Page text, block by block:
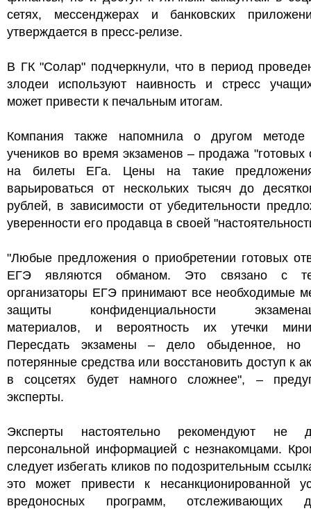
сетях, мессенджерах и банковских
утверждается в пресс-релизе.
В ГК "Солар" подчеркнули, что в период
злодеи используют наивность и стресс
может привести к печальным итогам.
Компания также напомнила о другом методе
учеников во время экзаменов – продажа "готовых
на билеты ЕГа. Цены на такие
варьироваться от нескольких тысяч до
рублей, в зависимости от убедительности
уверенности его продавца в своей
"Любые предложения о приобретении готовых
ЕГЭ являются обманом. Это связано с
организаторы ЕГЭ принимают все необходимые
защиты конфиденциальности
материалов, и вероятность их утечки
Пересдать экзамены – дело обыденное, но
потерянные средства или восстановить доступ к
в соцсетях будет намного сложнее", –
эксперты.
Эксперты настоятельно рекомендуют не
персональной информацией с незнакомцами.
следует избегать кликов по подозрительным
это может привести к несанкционированной
вредоносных программ, отслеживающих